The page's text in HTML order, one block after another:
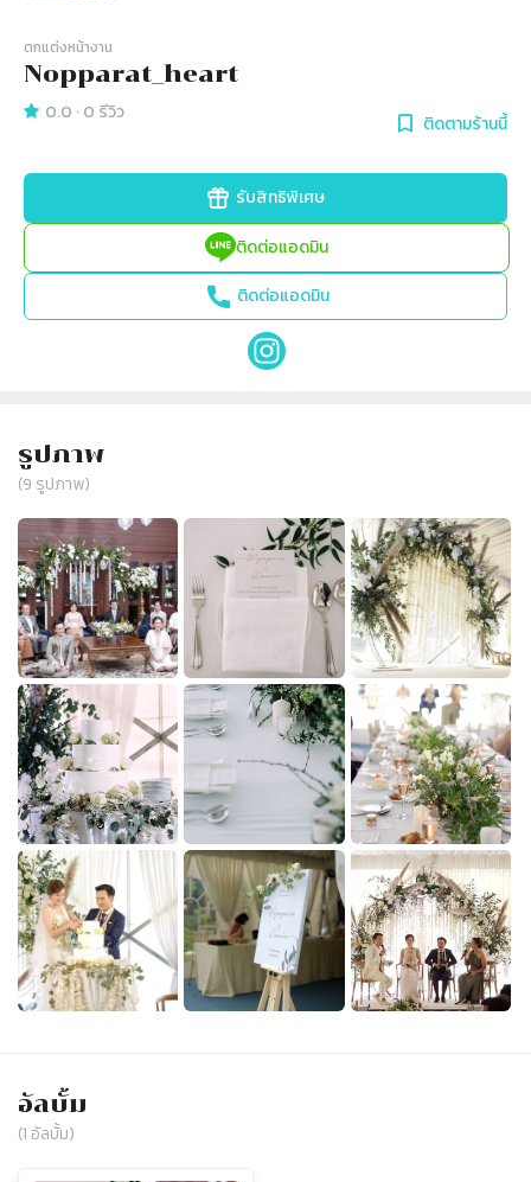
ตกแต่งหน้างาน
Nopparat_heart
0.0 ·0 รีวิว ติดตามร้านนี้
รับสิทธิพิเศษ
ติดต่อแอดมิน
ติดต่อแอดมิน
รูปภาพ
(9 รูปภาพ)
อัลบั้ม
(1 อัลบั้ม)